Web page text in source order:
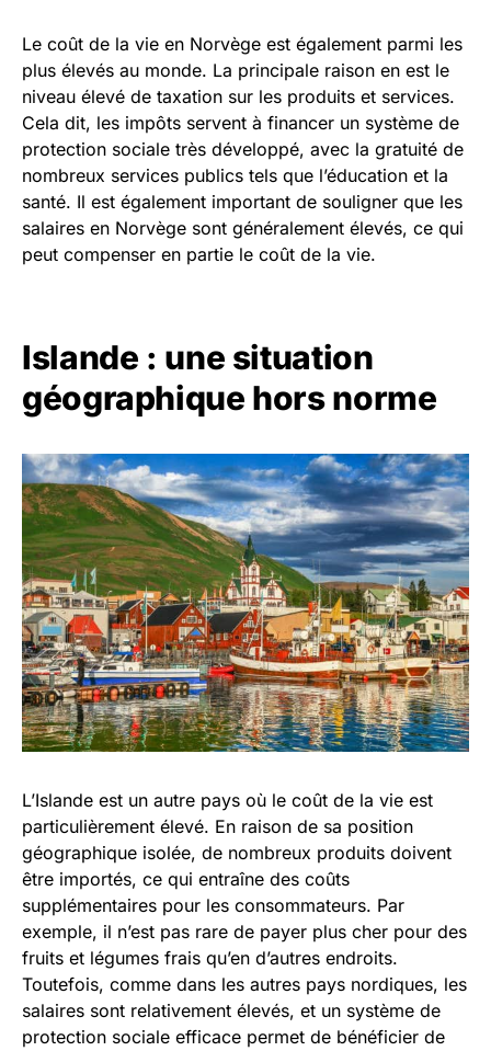
Le coût de la vie en Norvège est également parmi les
plus élevés au monde. La principale raison en est le
niveau élevé de taxation sur les produits et services.
Cela dit, les impôts servent à financer un système de
protection sociale très développé, avec la gratuité de
nombreux services publics tels que l’éducation et la
santé. Il est également important de souligner que les
salaires en Norvège sont généralement élevés, ce qui
peut compenser en partie le coût de la vie.
Islande : une situation
géographique hors norme
L’Islande est un autre pays où le coût de la vie est
particulièrement élevé. En raison de sa position
géographique isolée, de nombreux produits doivent
être importés, ce qui entraîne des coûts
supplémentaires pour les consommateurs. Par
exemple, il n’est pas rare de payer plus cher pour des
fruits et légumes frais qu’en d’autres endroits.
Toutefois, comme dans les autres pays nordiques, les
salaires sont relativement élevés, et un système de
protection sociale efficace permet de bénéficier de